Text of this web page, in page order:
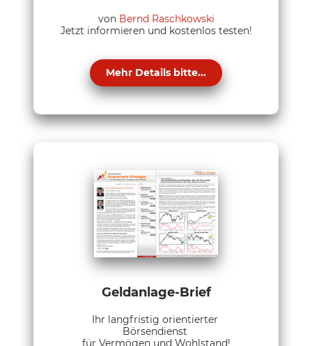
von Bernd Raschkowski
Jetzt informieren und kostenlos testen!
Mehr Details bitte...
Geldanlage-Brief
Ihr langfristig orientierter
Börsendienst
für Vermögen und Wohlstand!